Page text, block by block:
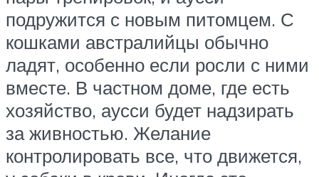
подружится с новым питомцем. С
кошками австралийцы обычно
ладят, особенно если росли с ними
вместе. В частном доме, где есть
хозяйство, аусси будет надзирать
за живностью. Желание
контролировать все, что движется,